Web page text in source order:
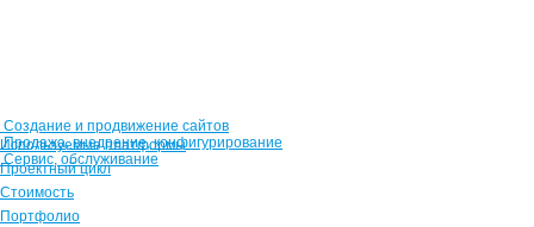
Создание и продвижение сайтов
Продажа, внедрение, конфигурирование
Сервис, обслуживание
Используемые платформы
Проектный цикл
Стоимость
Портфолио